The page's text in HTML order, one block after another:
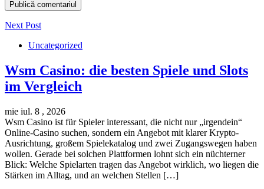
Next Post
Uncategorized
Wsm Casino: die besten Spiele und Slots
im Vergleich
mie iul. 8 , 2026
Wsm Casino ist für Spieler interessant, die nicht nur „irgendein“
Online-Casino suchen, sondern ein Angebot mit klarer Krypto-
Ausrichtung, großem Spielekatalog und zwei Zugangswegen haben
wollen. Gerade bei solchen Plattformen lohnt sich ein nüchterner
Blick: Welche Spielarten tragen das Angebot wirklich, wo liegen die
Stärken im Alltag, und an welchen Stellen […]